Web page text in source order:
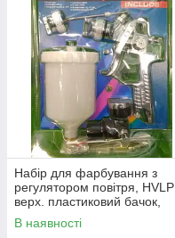
Набір для фарбування з
регулятором повітря, HVLP
верх. пластиковий бачок,
форс.-1.4 і 1.7 мм AUARITA
KIT-H-827
В наявності